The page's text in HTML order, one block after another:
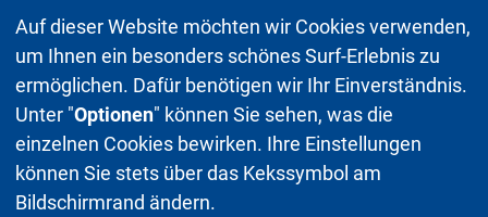
Auf dieser Website möchten wir Cookies verwenden,
um Ihnen ein besonders schönes Surf-Erlebnis zu
ermöglichen. Dafür benötigen wir Ihr Einverständnis.
Unter "Optionen" können Sie sehen, was die
einzelnen Cookies bewirken. Ihre Einstellungen
können Sie stets über das Kekssymbol am
Bildschirmrand ändern.